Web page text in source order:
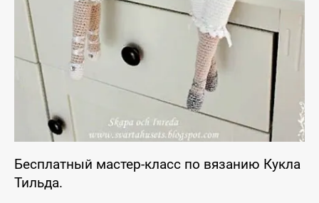
Бесплатный мастер-класс по вязанию Кукла
Тильда.